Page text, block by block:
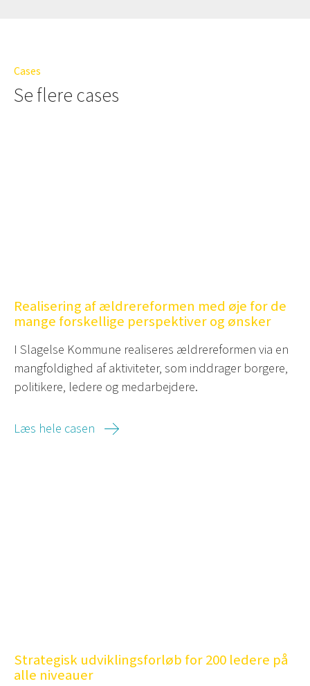
Cases
Se flere cases
Realisering af ældrereformen med øje for de
mange forskellige perspektiver og ønsker
I Slagelse Kommune realiseres ældrereformen via en
mangfoldighed af aktiviteter, som inddrager borgere,
politikere, ledere og medarbejdere.
Læs hele casen
Strategisk udviklingsforløb for 200 ledere på
alle niveauer